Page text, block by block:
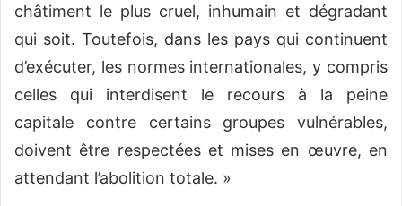
châtiment le plus cruel, inhumain et dégradant
qui soit. Toutefois, dans les pays qui continuent
d’exécuter, les normes internationales, y compris
celles qui interdisent le recours à la peine
capitale contre certains groupes vulnérables,
doivent être respectées et mises en œuvre, en
attendant l’abolition totale. »